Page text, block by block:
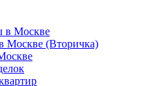
в Москве
Москве (Вторичка)